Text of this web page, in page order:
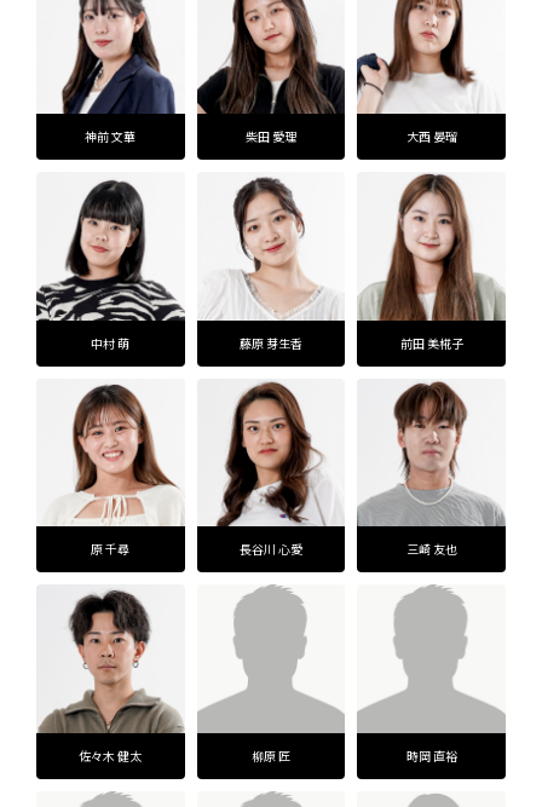
神前 文華 柴田 愛理 大西 晏瑠
中村 萌 藤原 芽生香 前田 美椛子
原 千尋 長谷川 心愛 三崎 友也
佐々木 健太 柳原 匠 時岡 直裕